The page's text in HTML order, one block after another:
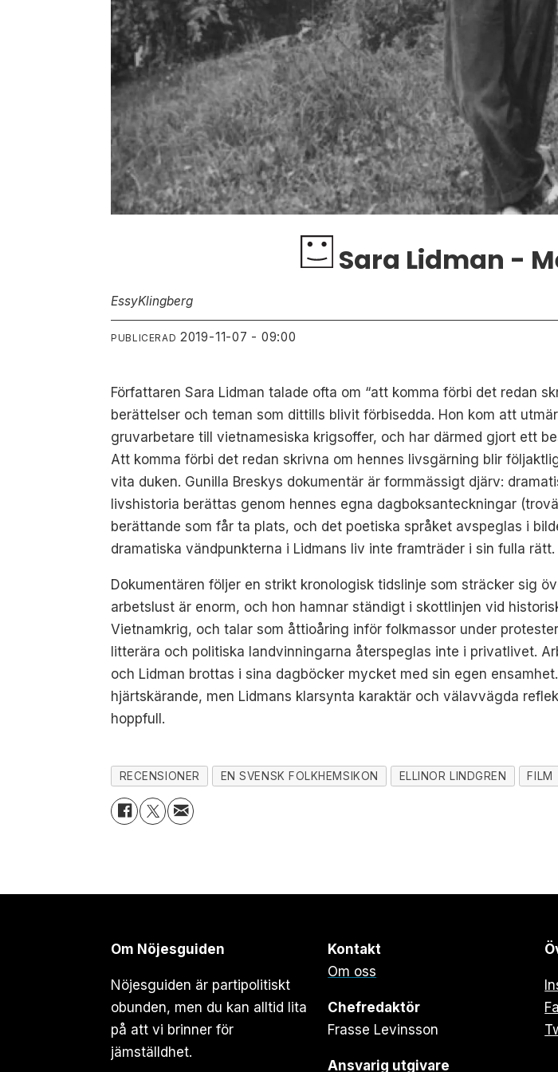
Sara Lidman -
EssyKlingberg
PUBLICERAD 2019-11-07 - 09:00
Författaren Sara Lidman talade ofta om “att komma förbi det redan
berättelser och teman som dittills blivit förbisedda. Hon kom att
gruvarbetare till vietnamesiska krigsoffer, och har därmed gjort ett
Att komma förbi det redan skrivna om hennes livsgärning blir
vita duken. Gunilla Breskys dokumentär är formmässigt djärv:
livshistoria berättas genom hennes egna dagboksanteckningar
berättande som får ta plats, och det poetiska språket avspeglas i
dramatiska vändpunkterna i Lidmans liv inte framträder i sin fulla rätt.
Dokumentären följer en strikt kronologisk tidslinje som sträcker sig
arbetslust är enorm, och hon hamnar ständigt i skottlinjen vid
Vietnamkrig, och talar som åttioåring inför folkmassor under
litterära och politiska landvinningarna återspeglas inte i privatlivet.
och Lidman brottas i sina dagböcker mycket med sin egen
hjärtskärande, men Lidmans klarsynta karaktär och välavvägda
hoppfull.
RECENSIONER EN SVENSK FOLKHEMSIKON ELLINOR LINDGREN FILM
Om Nöjesguiden
Nöjesguiden är partipolitiskt
obunden, men du kan alltid lita
på att vi brinner för
jämställdhet.
Kontakt
Om oss
Chefredaktör
Frasse Levinsson
Ansvarig utgivare